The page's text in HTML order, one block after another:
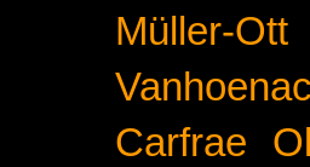
Müller-Ott
Carfrae